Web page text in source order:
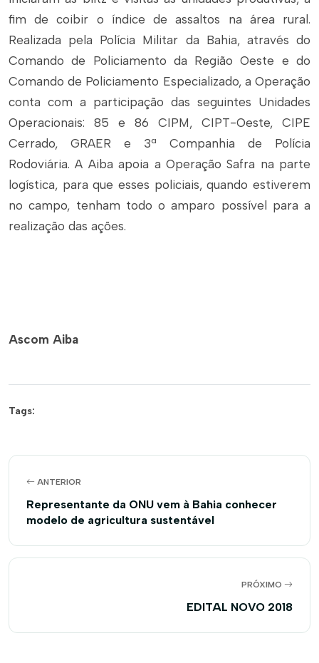
fim de coibir o índice de assaltos na área rural.
Realizada pela Polícia Militar da Bahia, através do
Comando de Policiamento da Região Oeste e do
Comando de Policiamento Especializado, a Operação
conta com a participação das seguintes Unidades
Operacionais: 85 e 86 CIPM, CIPT-Oeste, CIPE
Cerrado, GRAER e 3ª Companhia de Polícia
Rodoviária. A Aiba apoia a Operação Safra na parte
logística, para que esses policiais, quando estiverem
no campo, tenham todo o amparo possível para a
realização das ações.
Ascom Aiba
Tags:
ANTERIOR
Representante da ONU vem à Bahia conhecer
modelo de agricultura sustentável
PRÓXIMO
EDITAL NOVO 2018